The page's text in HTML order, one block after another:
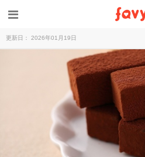
更新日： 2026年01月19日